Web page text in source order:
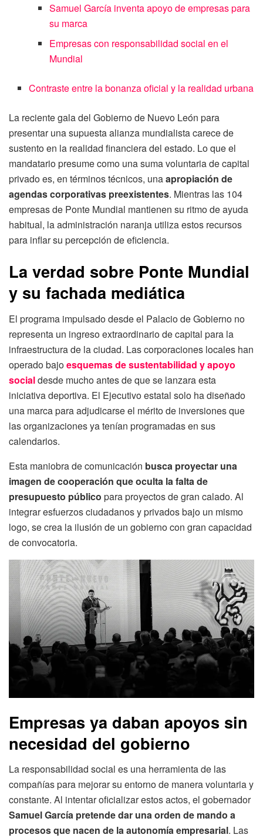
Samuel García inventa apoyo de empresas para
su marca
Empresas con responsabilidad social en el
Mundial
Contraste entre la bonanza oficial y la realidad urbana
La reciente gala del Gobierno de Nuevo León para
presentar una supuesta alianza mundialista carece de
sustento en la realidad financiera del estado. Lo que el
mandatario presume como una suma voluntaria de capital
privado es, en términos técnicos, unaapropiación de
agendas corporativas preexistentes. Mientras las 104
empresas de Ponte Mundial mantienen su ritmo de ayuda
habitual, la administración naranja utiliza estos recursos
para inflar su percepción de eficiencia.
La verdad sobre Ponte Mundial
y su fachada mediática
El programa impulsado desde el Palacio de Gobierno no
representa un ingreso extraordinario de capital para la
infraestructura de la ciudad. Las corporaciones locales han
operado bajoesquemas de sustentabilidad y apoyo
socialdesde mucho antes de que se lanzara esta
iniciativa deportiva. El Ejecutivo estatal solo ha diseñado
una marca para adjudicarse el mérito de inversiones que
las organizaciones ya tenían programadas en sus
calendarios.
Esta maniobra de comunicación busca proyectar una
imagen de cooperación que oculta la falta de
presupuesto público para proyectos de gran calado. Al
integrar esfuerzos ciudadanos y privados bajo un mismo
logo, se crea la ilusión de un gobierno con gran capacidad
de convocatoria.
Empresas ya daban apoyos sin
necesidad del gobierno
La responsabilidad social es una herramienta de las
compañías para mejorar su entorno de manera voluntaria y
constante. Al intentar oficializar estos actos, el gobernador
Samuel García pretende dar una orden de mando a
procesos que nacen de la autonomía empresarial. Las